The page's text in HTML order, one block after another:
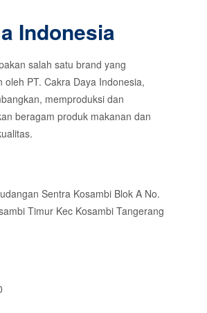
Indonesia
salah satu brand yang
oleh PT. Cakra Daya Indonesia,
memproduksi dan
beragam produk makanan dan
Sentra Kosambi Blok A No.
Timur Kec Kosambi Tangerang